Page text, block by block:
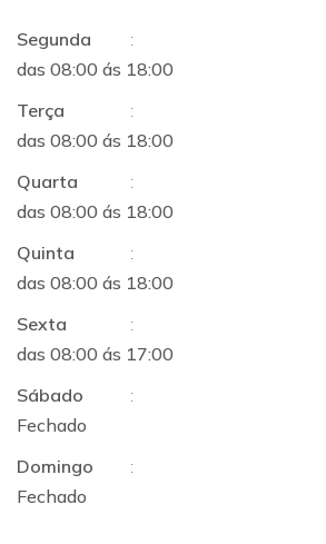
Segunda
:
das 08:00 ás 18:00
Terça
:
das 08:00 ás 18:00
Quarta
:
das 08:00 ás 18:00
Quinta
:
das 08:00 ás 18:00
Sexta
:
das 08:00 ás 17:00
Sábado
:
Fechado
Domingo
:
Fechado